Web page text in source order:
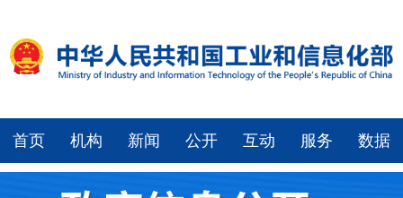
首页 机构 新闻 公开 互动 服务 数据